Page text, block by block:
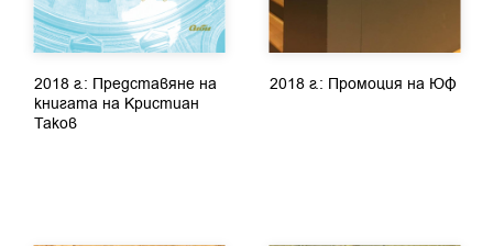
2018 г.: Представяне на
книгата на Кристиан
Таков
2018 г.: Промоция на ЮФ